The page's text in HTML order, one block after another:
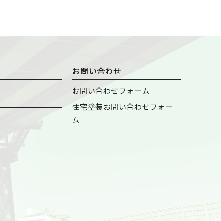
お問い合わせ
お問い合わせフォーム
住宅塗装お問い合わせフォー
ム